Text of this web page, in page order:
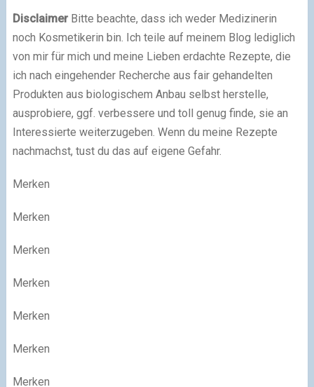
DisclaimerBitte beachte, dass ich weder Medizinerin
noch Kosmetikerin bin. Ich teile auf meinem Blog lediglich
von mir für mich und meine Lieben erdachte Rezepte, die
ich nach eingehender Recherche aus fair gehandelten
Produkten aus biologischem Anbau selbst herstelle,
ausprobiere, ggf. verbessere und toll genug finde, sie an
Interessierte weiterzugeben. Wenn du meine Rezepte
nachmachst, tust du das auf eigene Gefahr.
Merken
Merken
Merken
Merken
Merken
Merken
Merken